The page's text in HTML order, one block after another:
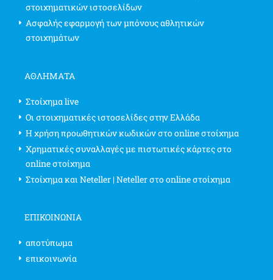
στοιχηματικών ιστοσελίδων
Ασφαλής εφαρμογή των μπόνους αθλητικών
στοιχημάτων
ΑΘΛΗΜΑΤΑ
Στοίχημα live
Οι στοιχηματικές ιστοσελίδες στην Ελλάδα
Η χρήση προωθητικών κωδικών στο online στοίχημα
Χρηματικές συναλλαγές με πιστωτικές κάρτες στο
online στοίχημα
Στοίχημα και Neteller | Neteller στο online στοίχημα
ΕΠΙΚΟΙΝΩΝΊΑ
αποτύπωμα
επικοινωνία